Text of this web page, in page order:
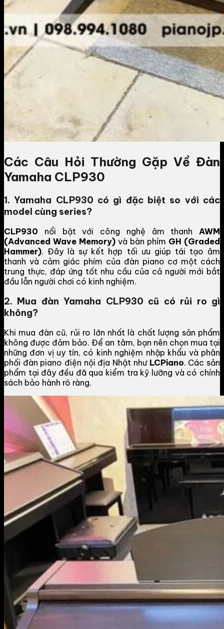
Các Câu Hỏi Thường Gặp Về Đàn
Yamaha CLP930
1. Yamaha CLP930 có gì đặc biệt so với các
model cùng series?
CLP930 nổi bật với công nghệ âm thanh AWM
(Advanced Wave Memory) và bàn phím GH (Graded
Hammer). Đây là sự kết hợp tối ưu giúp tái tạo âm
thanh và cảm giác phím của đàn piano cơ một cách
trung thực, đáp ứng tốt nhu cầu của cả người mới bắt
đầu lẫn người chơi có kinh nghiệm.
2. Mua đàn Yamaha CLP930 cũ có rủi ro gì
không?
Khi mua đàn cũ, rủi ro lớn nhất là chất lượng sản phẩm
không được đảm bảo. Để an tâm, bạn nên chọn mua tại
những đơn vị uy tín, có kinh nghiệm nhập khẩu và phân
phối đàn piano điện nội địa Nhật như LCPiano. Các sản
phẩm tại đây đều đã qua kiểm tra kỹ lưỡng và có chính
sách bảo hành rõ ràng.